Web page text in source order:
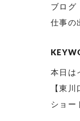
ブログ
仕事の
本日は
【東
ショー